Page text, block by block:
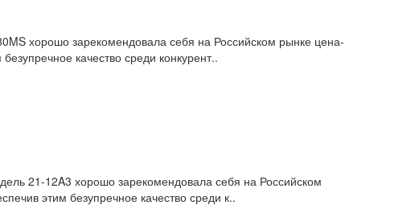
хорошо зарекомендовала себя на Российском рынке цена-
качество среди конкурент..
21-12A3 хорошо зарекомендовала себя на Российском
этим безупречное качество среди к..